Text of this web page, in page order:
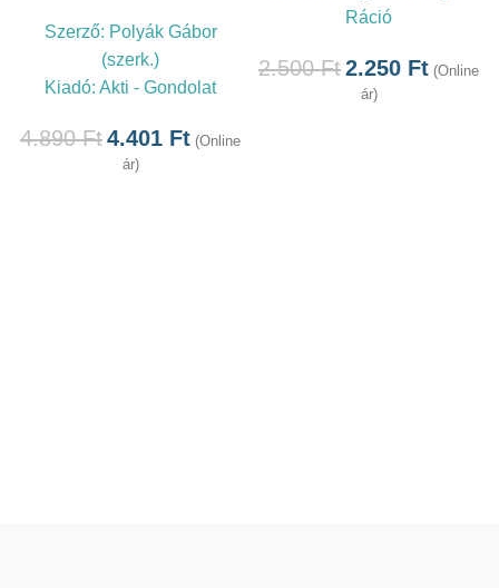
Szerző: Polyák Gábor
(szerk.)
Kiadó: Akti - Gondolat
4.890Ft4.401 Ft (Online
ár)
Ráció
2.500Ft2.250 Ft (Online
ár)